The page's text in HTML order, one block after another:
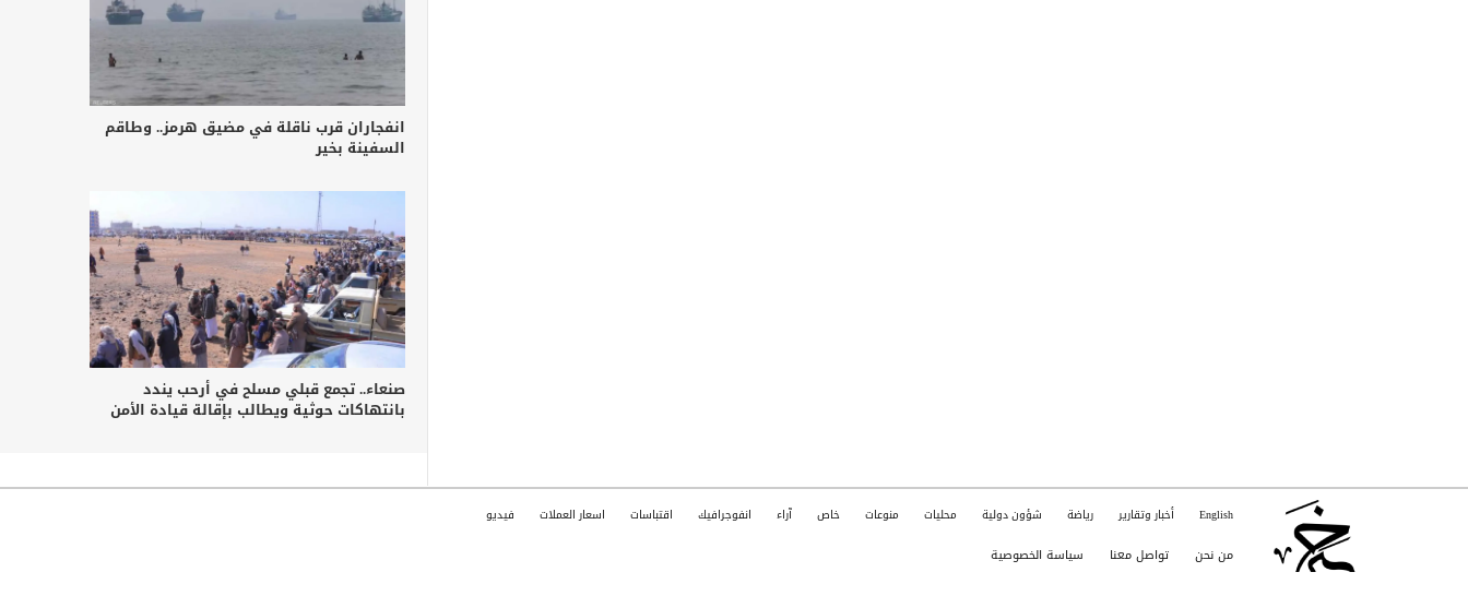
انفجاران قرب ناقلة في مضيق هرمز.. وطاقم
السفينة بخير
صنعاء.. تجمع قبلي مسلح في أرحب يندد
بانتهاكات حوثية ويطالب بإقالة قيادة الأمن
English أخبار وتقارير رياضة شؤون دولية محليات منوعات خاص آراء انفوجرافيك اقتباسات اسعار العملات فيديو
من نحن تواصل معنا
سياسة الخصوصية